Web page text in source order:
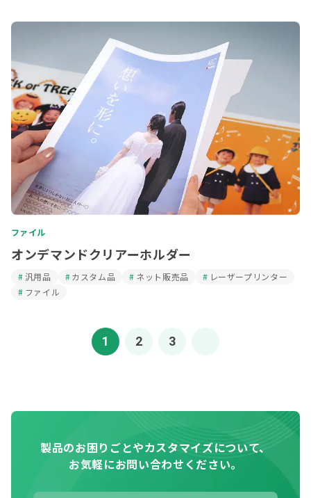
ファイル
オンデマンドクリアーホルダー
汎用品 カスタム品 ネット販売品
レーザープリンター
ファイル
1 2 3
製品のお困りごとやカスタマイズについて、
お気軽にお問い合わせください。